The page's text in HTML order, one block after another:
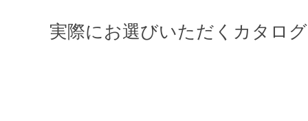
実際にお選びいただくカタロ